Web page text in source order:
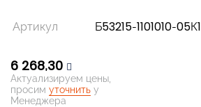
Артикул Б53215-1101010-05К1
6 268,30
Актуализируем цены,
просим уточнить у
Менеджера